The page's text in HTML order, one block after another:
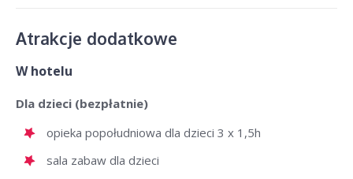
Atrakcje dodatkowe
W hotelu
Dla dzieci (bezpłatnie)
opieka popołudniowa dla dzieci 3 x 1,5h
sala zabaw dla dzieci